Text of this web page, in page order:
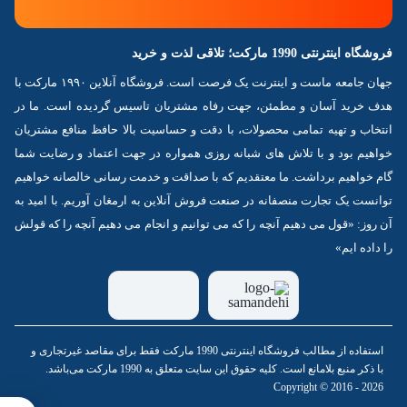
فروشگاه اینترنتی 1990 مارکت؛ تلاقی لذت و خرید
جهان جامعه ماست و اینترنت یک فرصت است. فروشگاه آنلاین ۱۹۹۰ مارکت با
هدف خرید آسان و مطمئن، جهت رفاه مشتریان تاسیس گردیده است. ما در
انتخاب و تهیه تمامی محصولات، با دقت و حساسیت بالا حافظ منافع مشتریان
خواهیم بود و با تلاش های شبانه روزی همواره در جهت اعتماد و رضایت شما
گام خواهیم برداشت. ما معتقدیم که با صداقت و خدمت رسانی خالصانه خواهیم
توانست یک تجارت منصفانه در صنعت فروش آنلاین به ارمغان آوریم. با امید به
آن روز: «قول می دهیم آنچه را که می توانیم و انجام می دهیم آنچه را که قولش
را داده ایم»
استفاده از مطالب فروشگاه اینترنتی 1990 مارکت فقط برای مقاصد غیرتجاری و
با ذکر منبع بلامانع است. کلیه حقوق این سایت متعلق به 1990 مارکت می‌باشد.
Copyright © 2016 - 2026